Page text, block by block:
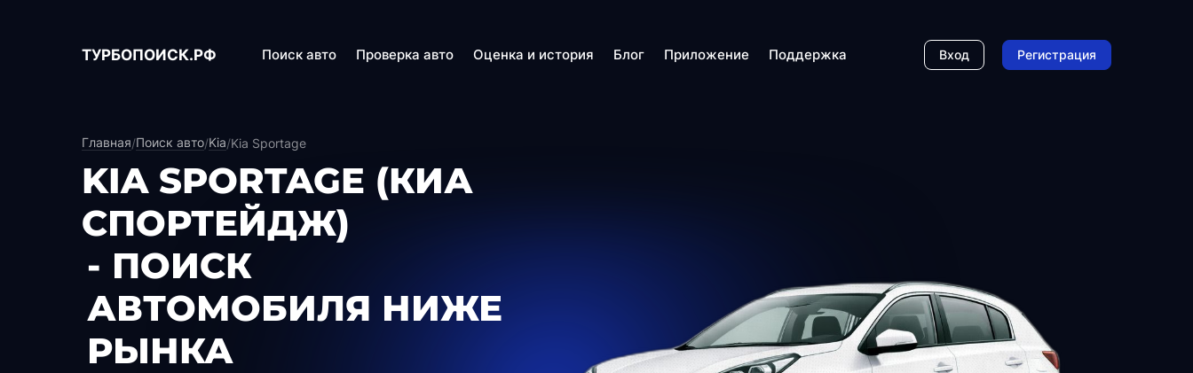
ТУРБОПОИСК.РФ Поиск авто Проверка авто Оценка и история Блог Приложение Поддержка Вход Регистрация
Главная/Поиск авто/Kia/Kia Sportage
KIA SPORTAGE (КИА
СПОРТЕЙДЖ)
- ПОИСК
АВТОМОБИЛЯ НИЖЕ
РЫНКА